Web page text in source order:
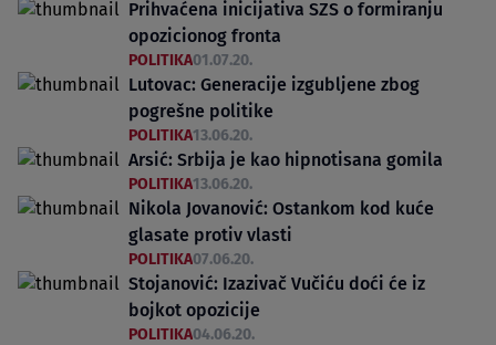
Prihvaćena inicijativa SZS o formiranju
opozicionog fronta
POLITIKA01.07.20.
Lutovac: Generacije izgubljene zbog
pogrešne politike
POLITIKA13.06.20.
Arsić: Srbija je kao hipnotisana gomila
POLITIKA13.06.20.
Nikola Jovanović: Ostankom kod kuće
glasate protiv vlasti
POLITIKA07.06.20.
Stojanović: Izazivač Vučiću doći će iz
bojkot opozicije
POLITIKA04.06.20.